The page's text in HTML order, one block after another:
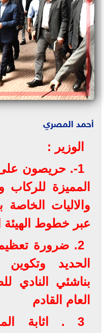
أحمد المصري
الوزير :
1-. حريصون
المميزة للركاب
والاليات الخاصة
عبر خطوط الهيئة
2. ضرورة
الحديد
بناشئي النادي
العام القادم
3 . اثابة